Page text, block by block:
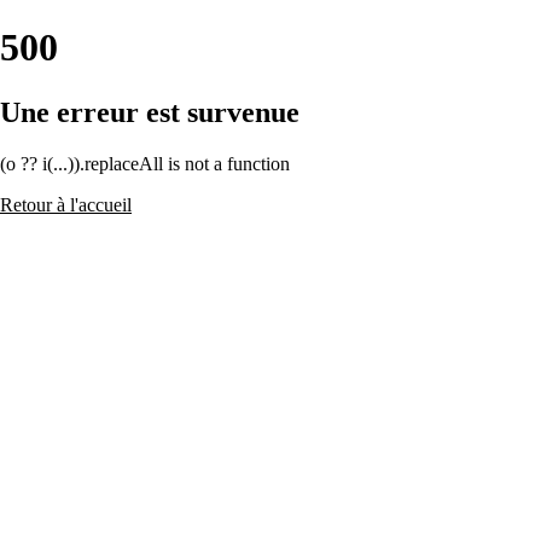
500
Une erreur est survenue
(o ?? i(...)).replaceAll is not a function
Retour à l'accueil